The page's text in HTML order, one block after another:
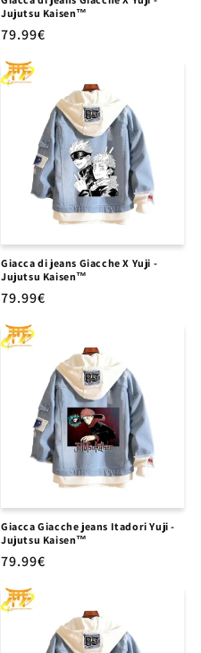
Jujutsu Kaisen™
Prezzo
di
listino
79.99€
Giacca di jeans Giacche X Yuji -
Jujutsu Kaisen™
Prezzo
di
listino
79.99€
Giacca Giacche jeans Itadori Yuji -
Jujutsu Kaisen™
Prezzo
di
listino
79.99€